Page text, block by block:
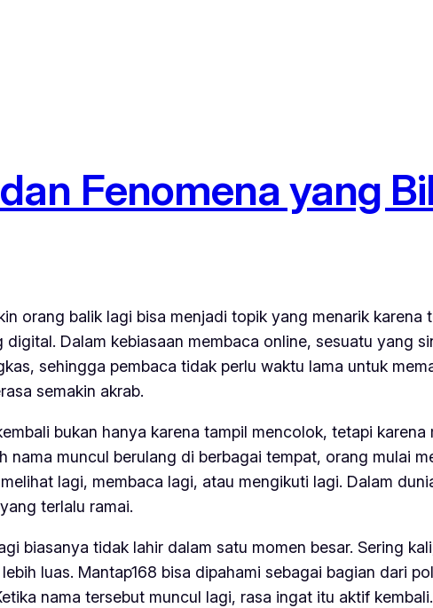
Fenomena yang
orang balik lagi bisa menjadi topik yang menarik
Dalam kebiasaan membaca online, sesuatu yang
sehingga pembaca tidak perlu waktu lama untuk
semakin akrab.
bukan hanya karena tampil mencolok, tetapi
nama muncul berulang di berbagai tempat, orang mulai
lagi, membaca lagi, atau mengikuti lagi. Dalam
terlalu ramai.
biasanya tidak lahir dalam satu momen besar. Sering
luas. Mantap168 bisa dipahami sebagai bagian dari
nama tersebut muncul lagi, rasa ingat itu aktif